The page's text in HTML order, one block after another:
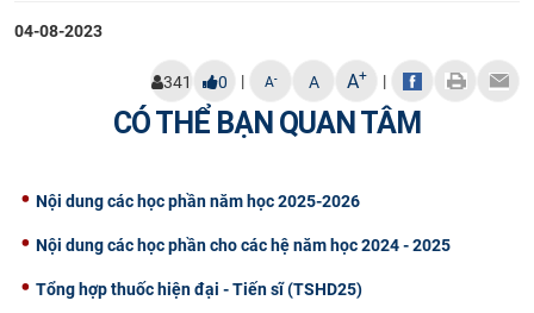
04-08-2023
341 0 | A- A A+ |
CÓ THỂ BẠN QUAN TÂM
Nội dung các học phần năm học 2025-2026
Nội dung các học phần cho các hệ năm học 2024 - 2025
Tổng hợp thuốc hiện đại - Tiến sĩ (TSHD25)